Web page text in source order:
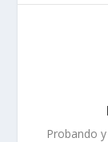
Probando